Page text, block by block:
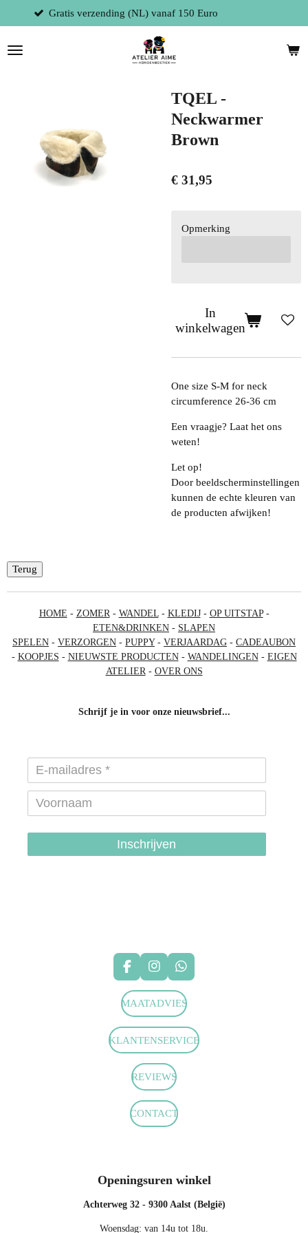
direct
naar
de
vanaf 150 Euro
TQEL -
Neckwarmer
Brown
€ 31,95
Opmerking
In
winkelwagen
One size S-M for neck
circumference 26-36 cm
Een vraagje? Laat het ons
weten!
Let op!
Door beeldscherminstellingen
kunnen de echte kleuren van
de producten afwijken!
Terug
HOME - ZOMER- WANDEL- KLEDIJ- OP UITSTAP-
ETEN&DRINKEN - SLAPEN
SPELEN - VERZORGEN - PUPPY- VERJAARDAG - CADEAUBON
- KOOPJES - NIEUWSTE PRODUCTEN- WANDELINGEN- EIGEN
ATELIER- OVER ONS
Schrijf je in voor onze nieuwsbrief...
Inschrijven
F
a
c
e
o
I
n
t
r
m
W
h
a
t
p
MAATADVIES
KLANTENSERVICE
REVIEWS
CONTACT
Openingsuren winkel
Achterweg 32 - 9300 Aalst (België)
Woensdag: van 14u tot 18u.